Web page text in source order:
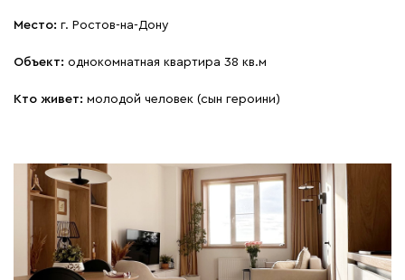
Место: г. Ростов-на-Дону
Объект: однокомнатная квартира 38 кв.м
Кто живет: молодой человек (сын героини)